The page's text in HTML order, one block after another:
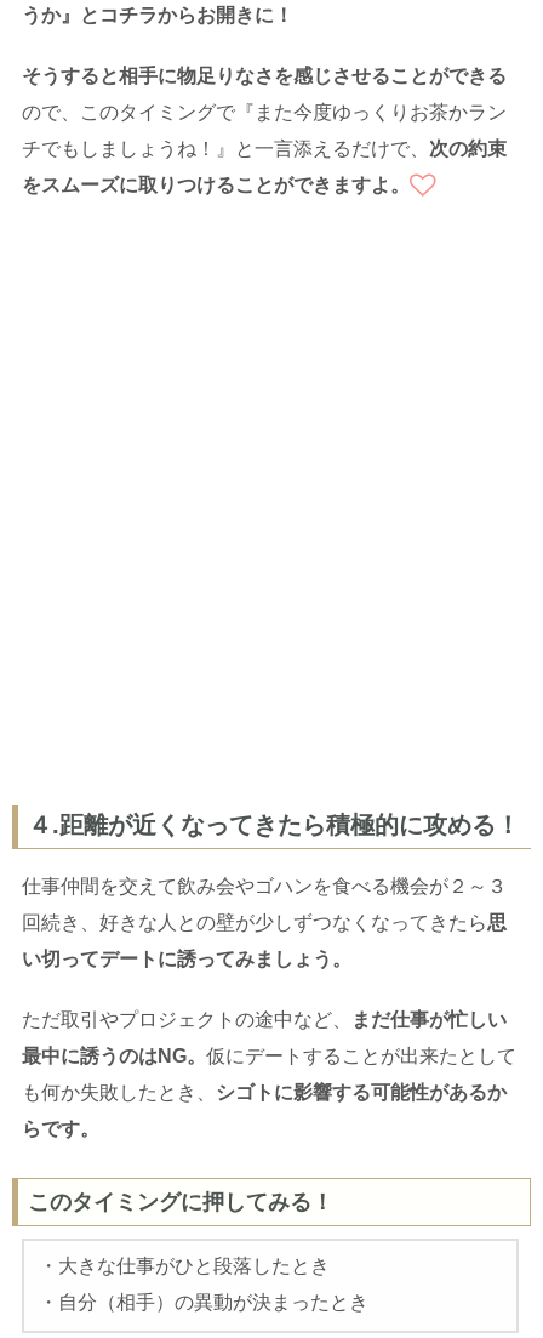
うか』とコチラからお開きに！
そうすると相手に物足りなさを感じさせることができる
ので、このタイミングで『また今度ゆっくりお茶かラン
チでもしましょうね！』と一言添えるだけで、 次の約束
をスムーズに取りつけることができますよ。
４.距離が近くなってきたら積極的に攻める！
仕事仲間を交えて飲み会やゴハンを食べる機会が２～３
回続き、好きな人との壁が少しずつなくなってきたら思
い切ってデートに誘ってみましょう。
ただ取引やプロジェクトの途中など、
まだ仕事が忙しい
最中に誘うのは NG。 仮にデートすることが出来たとして
も何か失敗したとき、
シゴトに影響する可能性があるか
らです。
このタイミングに押してみる！
・大きな仕事がひと段落したとき
・自分（相手）の異動が決まったとき